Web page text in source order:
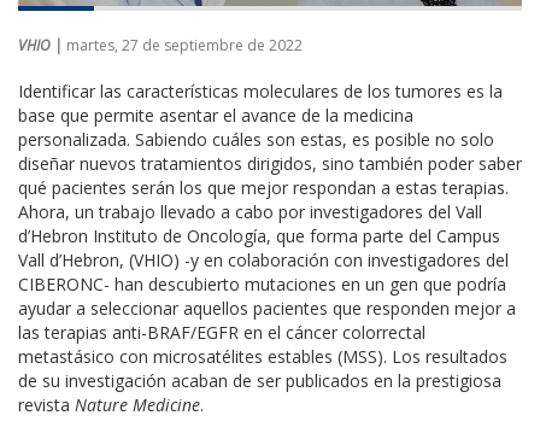
VHIO | martes, 27 de septiembre de 2022
Identificar las características moleculares de los tumores es la
base que permite asentar el avance de la medicina
personalizada. Sabiendo cuáles son estas, es posible no solo
diseñar nuevos tratamientos dirigidos, sino también poder saber
qué pacientes serán los que mejor respondan a estas terapias.
Ahora, un trabajo llevado a cabo por investigadores del Vall
d’Hebron Instituto de Oncología, que forma parte del Campus
Vall d’Hebron, (VHIO) -y en colaboración con investigadores del
CIBERONC- han descubierto mutaciones en un gen que podría
ayudar a seleccionar aquellos pacientes que responden mejor a
las terapias anti-BRAF/EGFR en el cáncer colorrectal
metastásico con microsatélites estables (MSS). Los resultados
de su investigación acaban de ser publicados en la prestigiosa
revista Nature Medicine.